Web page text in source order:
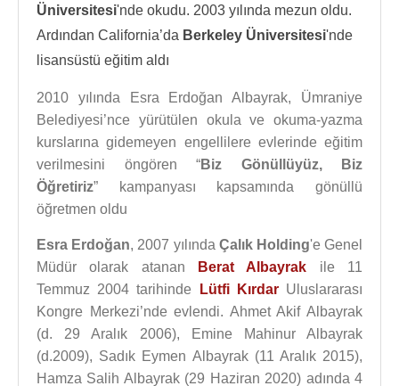
Üniversitesi'nde okudu. 2003 yılında mezun oldu.
Ardından California’da Berkeley Üniversitesi'nde
lisansüstü eğitim aldı
2010 yılında Esra Erdoğan Albayrak, Ümraniye
Belediyesi’nce yürütülen okula ve okuma-yazma
kurslarına gidemeyen engellilere evlerinde eğitim
verilmesini öngören “Biz Gönüllüyüz, Biz
Öğretiriz” kampanyası kapsamında gönüllü
öğretmen oldu
Esra Erdoğan, 2007 yılında Çalık Holding'e Genel
Müdür olarak atanan
Berat Albayrak ile 11
Temmuz 2004 tarihinde
Lütfi KırdarUluslararası
Kongre Merkezi’nde evlendi. Ahmet Akif Albayrak
(d. 29 Aralık 2006), Emine Mahinur Albayrak
(d.2009), Sadık Eymen Albayrak (11 Aralık 2015),
Hamza Salih Albayrak (29 Haziran 2020) adında 4